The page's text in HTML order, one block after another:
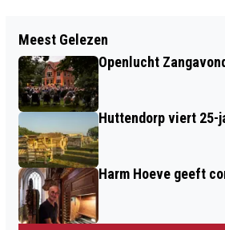
PSALMZANGAVOND
BOVENSTEM IN
Meest Gelezen
Openlucht
Huttendorp viert
Harm Hoeve geeft